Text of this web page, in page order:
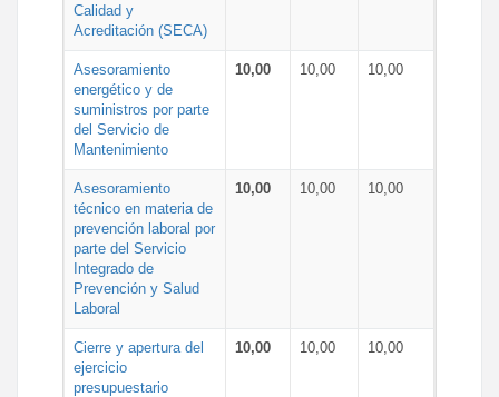
Calidad y
Acreditación (SECA)
Asesoramiento
energético y de
suministros por parte
del Servicio de
Mantenimiento
10,00 10,00 10,00
Asesoramiento
técnico en materia de
prevención laboral por
parte del Servicio
Integrado de
Prevención y Salud
Laboral
10,00 10,00 10,00
Cierre y apertura del
ejercicio
presupuestario
10,00 10,00 10,00